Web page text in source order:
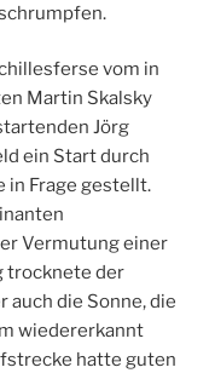
vom in
Martin Skalsky
Jörg
ein Start durch
in Frage gestellt.
Vermutung einer
trocknete der
auch die Sonne, die
wiedererkannt
hatte guten